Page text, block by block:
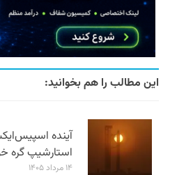
این مطالب را هم بخوانید:
آینده
استارشیپ گره
۱۴ مرداد ۱۴۰۵